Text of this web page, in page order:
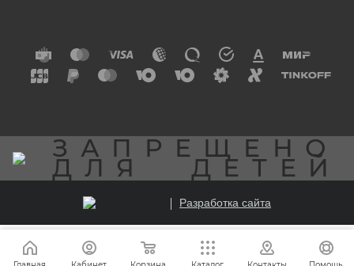
ЗАПРЕЩЕНО
ДЛЯ ДЕТЕЙ
Разработка сайта